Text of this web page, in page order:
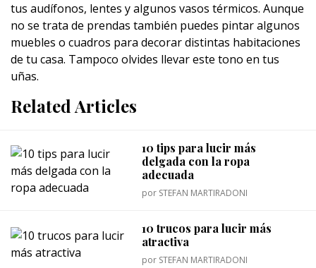
tus audífonos, lentes y algunos vasos térmicos. Aunque
no se trata de prendas también puedes pintar algunos
muebles o cuadros para decorar distintas habitaciones
de tu casa. Tampoco olvides llevar este tono en tus
uñas.
Related Articles
10 tips para lucir más
delgada con la ropa
adecuada
por STEFAN MARTIRADONI
10 trucos para lucir más
atractiva
por STEFAN MARTIRADONI